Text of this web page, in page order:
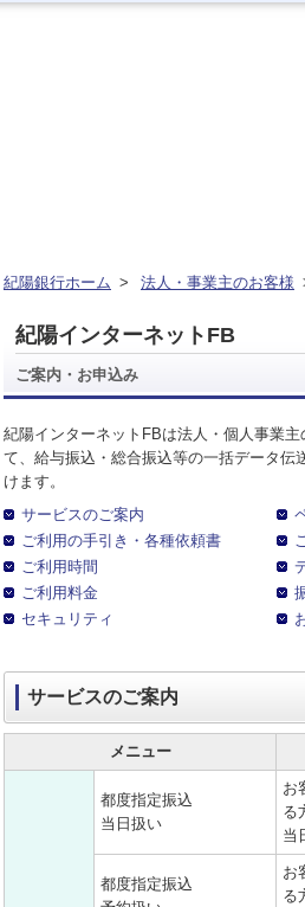
お客さまのさまざまな資金ニーズに応
じたご提案をさせていただきます。
資金の運用に必要な商品、定期預金、
投資信託などをご紹介します。
法人・事業主のお客さまへ情報のご提
供や課題解決のご支援をいたします。
その他各種サービスをご紹介します。
紀陽銀行ホーム > 法人・事業主のお客様
紀陽インターネットFB
ご案内・お申込み
紀陽インターネットFBは法人・個人事業
て、給与振込・総合振込等の一括データ
けます。
サービスのご案内
ご利用の手引き・各種依頼書
ご利用時間
ご利用料金
セキュリティ
サービスのご案内
メニュー
都度指定振込
当日扱い
お
る
当
都度指定振込
お
る